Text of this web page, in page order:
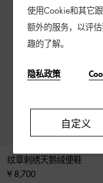
纹章刺绣天鹅绒便鞋
¥ 8,700
使用Cookie和其它
额外的服务，以评
趣的了解。
隐私政策
自定义